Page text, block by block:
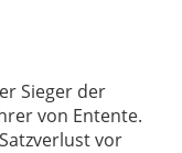
Sieger der
von Entente.
vor